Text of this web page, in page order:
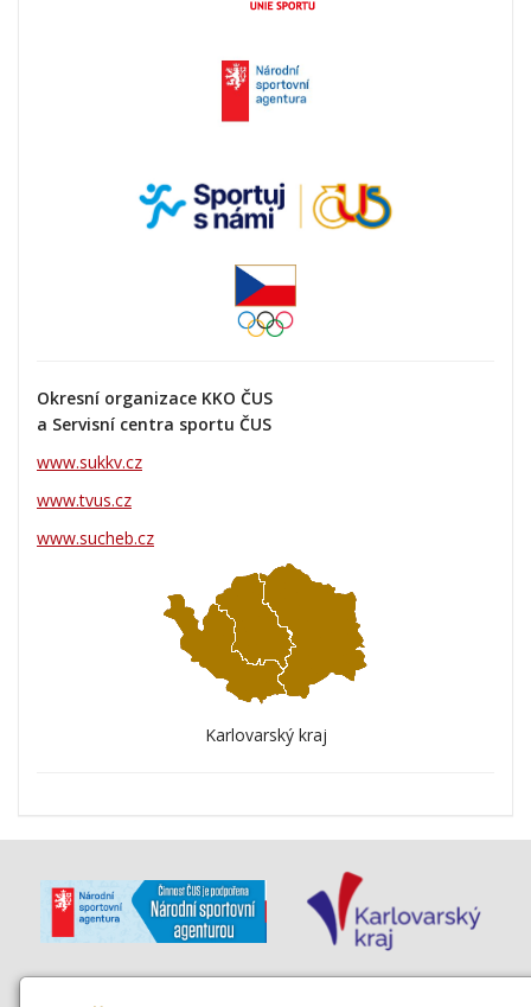
Okresní organizace KKO ČUS
a Servisní centra sportu ČUS
www.sukkv.cz
www.tvus.cz
www.sucheb.cz
Karlovarský kraj